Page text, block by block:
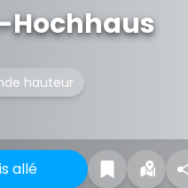
Hochhaus
hauteur
allé